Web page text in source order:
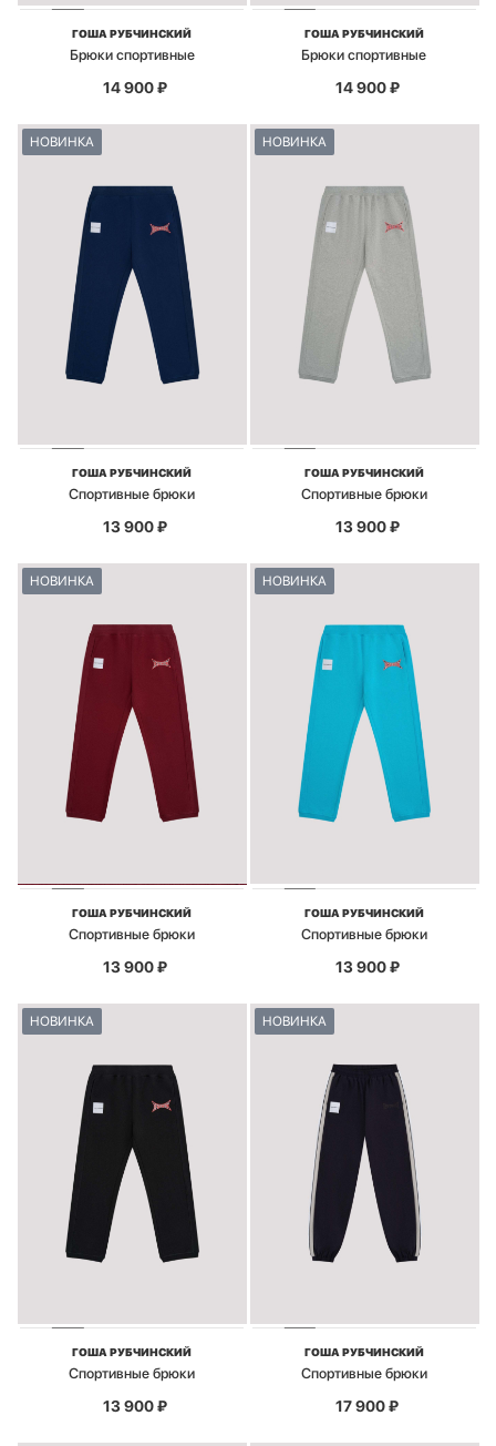
ГОША РУБЧИНСКИЙ
Брюки спортивные
14 900₽
ГОША РУБЧИНСКИЙ
Брюки спортивные
14 900₽
НОВИНКА
ГОША РУБЧИНСКИЙ
Спортивные брюки
13 900₽
НОВИНКА
ГОША РУБЧИНСКИЙ
Спортивные брюки
13 900₽
НОВИНКА
ГОША РУБЧИНСКИЙ
Спортивные брюки
13 900₽
НОВИНКА
ГОША РУБЧИНСКИЙ
Спортивные брюки
13 900₽
НОВИНКА
ГОША РУБЧИНСКИЙ
Спортивные брюки
13 900₽
НОВИНКА
ГОША РУБЧИНСКИЙ
Спортивные брюки
17 900₽